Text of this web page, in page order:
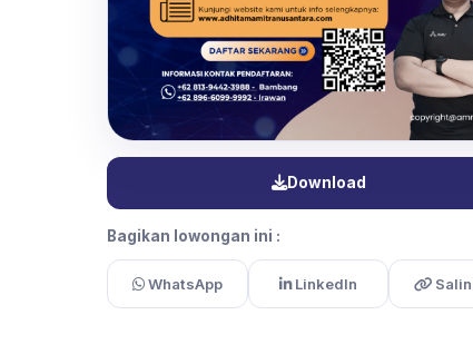
Download
Bagikan lowongan ini :
WhatsApp LinkedIn Salin